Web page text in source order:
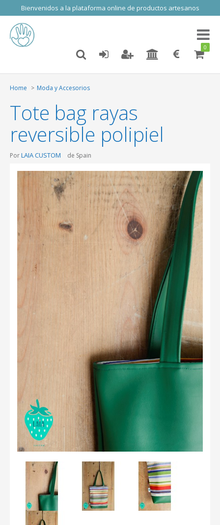
Bienvenidos a la plataforma online de productos artesanos
Toggle
0
Home Moda y Accesorios
Tote bag rayas
reversible polipiel
PorLAIA CUSTOM de Spain